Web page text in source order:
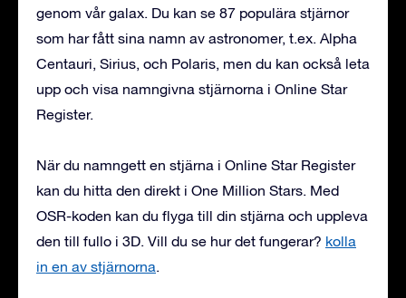
genom vår galax. Du kan se 87 populära stjärnor
som har fått sina namn av astronomer, t.ex. Alpha
Centauri, Sirius, och Polaris, men du kan också leta
upp och visa namngivna stjärnorna i Online Star
Register.
När du namngett en stjärna i Online Star Register
kan du hitta den direkt i One Million Stars. Med
OSR-koden kan du flyga till din stjärna och uppleva
den till fullo i 3D. Vill du se hur det fungerar? kolla
in en av stjärnorna.